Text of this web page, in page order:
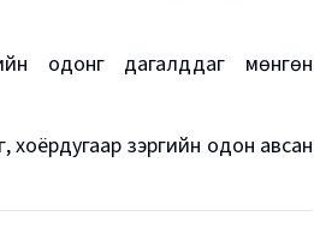
одонг дагалддаг мөнгөн
зэргийн одон авсан